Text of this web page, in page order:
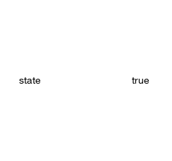
state true